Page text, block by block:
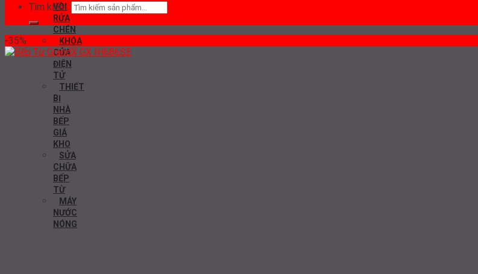
VÒI
RỬA
CHÉN
KHÓA
CỬA
ĐIỆN
TỬ
THIẾT
BỊ
NHÀ
BẾP
GIÁ
KHO
SỬA
CHỮA
BẾP
TỪ
MÁY
NƯỚC
NÓNG
Tìm kiếm:
-35%